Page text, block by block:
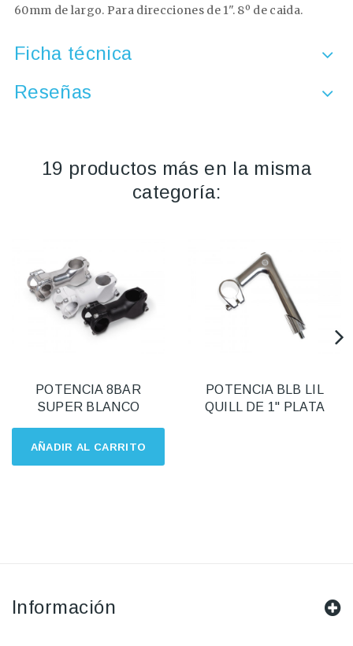
60mm de largo. Para direcciones de 1". 8º de caida.
Ficha técnica
Reseñas
19 productos más en la misma
categoría:
AÑADIR AL CARRITO
POTENCIA 8BAR
SUPER BLANCO
POTENCIA BLB LIL
QUILL DE 1" PLATA
Información